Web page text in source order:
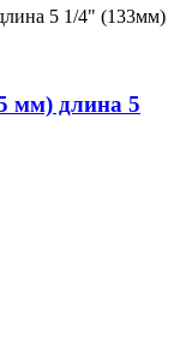
мм) длина 5